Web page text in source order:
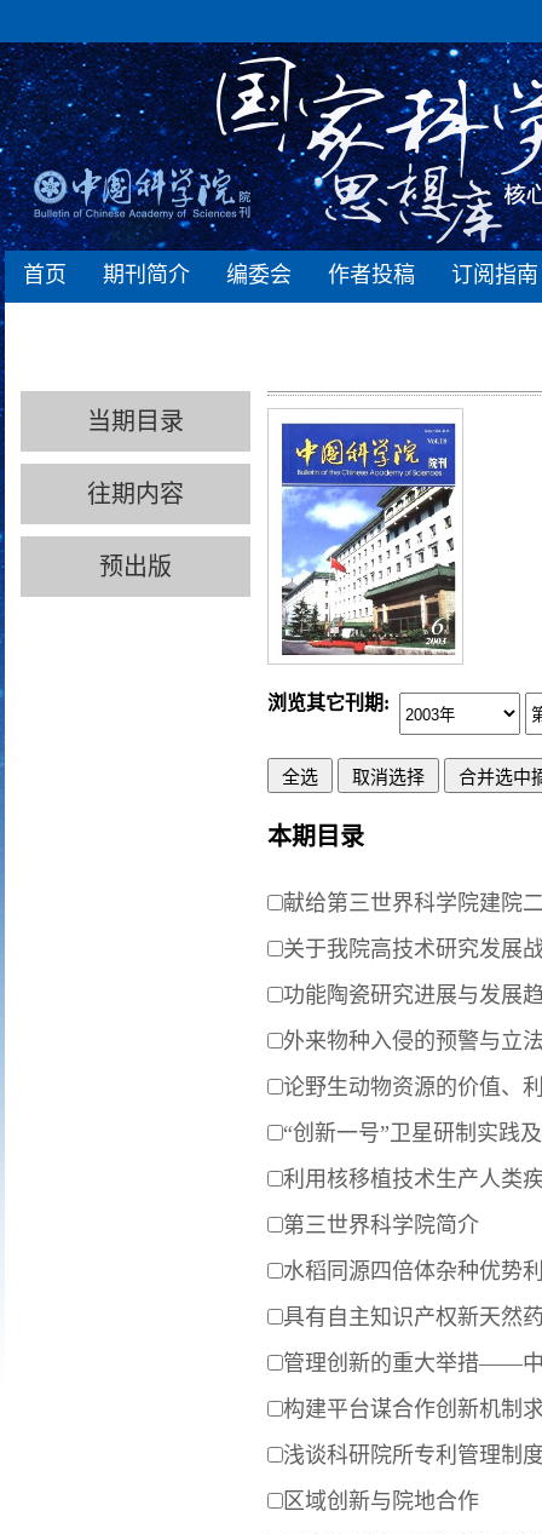
首页 期刊简介 编委会 作者投稿 订阅指南
当期目录
往期内容
预出版
浏览其它刊期:
本期目录
献给第三世界科学院建院
关于我院高技术研究发展
功能陶瓷研究进展与发展
外来物种入侵的预警与立
论野生动物资源的价值、
“创新一号”卫星研制实践
利用核移植技术生产人类
第三世界科学院简介
水稻同源四倍体杂种优势
具有自主知识产权新天然
管理创新的重大举措——
构建平台谋合作创新机制
浅谈科研院所专利管理制
区域创新与院地合作